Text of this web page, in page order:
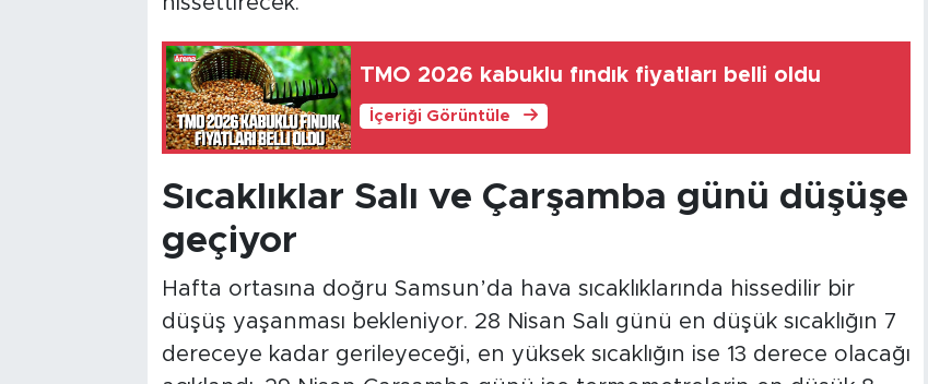
TMO 2026 kabuklu fındık fiyatları belli oldu
İçeriği Görüntüle
Sıcaklıklar Salı ve Çarşamba günü düşüşe
geçiyor
Hafta ortasına doğru Samsun’da hava sıcaklıklarında hissedilir bir
düşüş yaşanması bekleniyor. 28 Nisan Salı günü en düşük sıcaklığın 7
dereceye kadar gerileyeceği, en yüksek sıcaklığın ise 13 derece olacağı